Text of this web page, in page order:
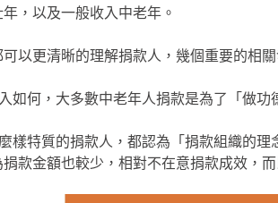
，以及一般收入中老年。
以更清晰的理解捐款人，幾個重要的相
如何，大多數中老年人捐款是為了「做
樣特質的捐款人，都認為「捐款組織的
款金額也較少，相對不在意捐款成效，而